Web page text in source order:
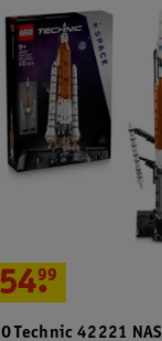
Technic 42221
54.
99